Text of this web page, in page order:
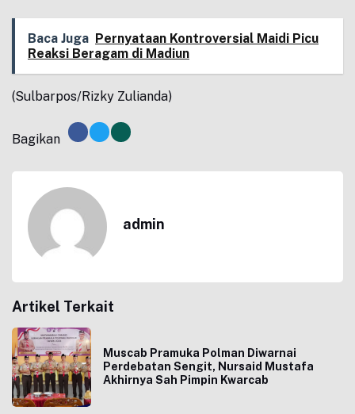
Baca Juga Pernyataan Kontroversial Maidi Picu
Reaksi Beragam di Madiun
(Sulbarpos/Rizky Zulianda)
Bagikan
admin
Artikel Terkait
Muscab Pramuka Polman Diwarnai
Perdebatan Sengit, Nursaid Mustafa
Akhirnya Sah Pimpin Kwarcab